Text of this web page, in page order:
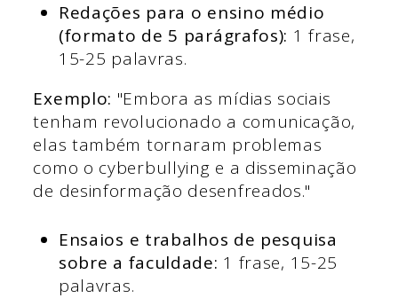
Redações para o ensino médio
(formato de 5 parágrafos): 1 frase,
15-25 palavras.
Exemplo: "Embora as mídias sociais
tenham revolucionado a comunicação,
elas também tornaram problemas
como o cyberbullying e a disseminação
de desinformação desenfreados."
Ensaios e trabalhos de pesquisa
sobre a faculdade: 1 frase, 15-25
palavras.